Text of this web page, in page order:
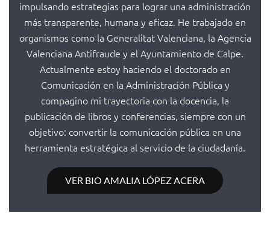
impulsando estrategias para lograr una administración
más transparente, humana y eficaz. He trabajado en
organismos como la Generalitat Valenciana, la Agencia
Valenciana Antifraude y el Ayuntamiento de Calpe.
Actualmente estoy haciendo el doctorado en
Comunicación en la Administración Pública y
compagino mi trayectoria con la docencia, la
publicación de libros y conferencias, siempre con un
objetivo: convertir la comunicación pública en una
herramienta estratégica al servicio de la ciudadanía.
VER BIO AMALIA LÓPEZ ACERA